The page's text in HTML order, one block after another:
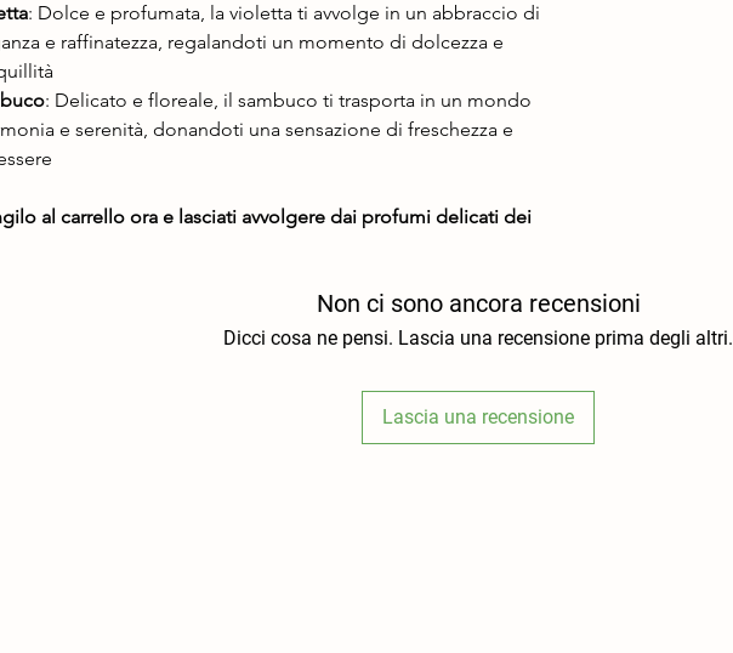
: Dolce e profumata, la violetta ti avvolge in un abbraccio di
e raffinatezza, regalandoti un momento di dolcezza e
: Delicato e floreale, il sambuco ti trasporta in un mondo
e serenità, donandoti una sensazione di freschezza e
al carrello ora e lasciati avvolgere dai profumi delicati dei
Non ci sono ancora recensioni
Dicci cosa ne pensi. Lascia una recensione prima degli altri.
Lascia una recensione